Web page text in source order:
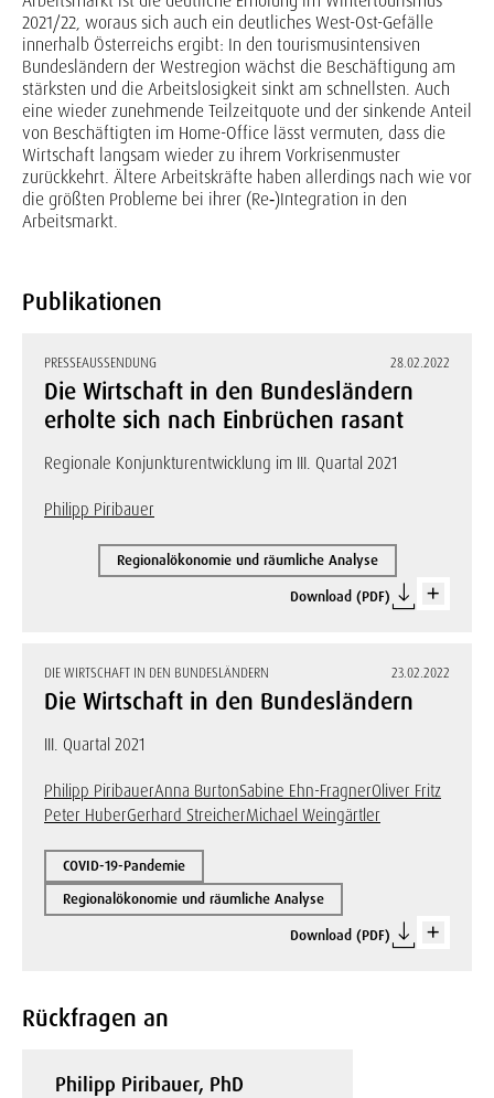
2021/22, woraus sich auch ein deutliches West-Ost-Gefälle
innerhalb Österreichs ergibt: In den tourismusintensiven
Bundesländern der Westregion wächst die Beschäftigung am
stärksten und die Arbeitslosigkeit sinkt am schnellsten. Auch
eine wieder zunehmende Teilzeitquote und der sinkende Anteil
von Beschäftigten im Home-Office lässt vermuten, dass die
Wirtschaft langsam wieder zu ihrem Vorkrisenmuster
zurückkehrt. Ältere Arbeitskräfte haben allerdings nach wie vor
die größten Probleme bei ihrer (Re‑)Integration in den
Arbeitsmarkt.
Publikationen
PRESSEAUSSENDUNG 28.02.2022
Die Wirtschaft in den Bundesländern
erholte sich nach Einbrüchen rasant
Regionale Konjunkturentwicklung im III. Quartal 2021
Philipp Piribauer
Regionalökonomie und räumliche Analyse
Download (PDF)
DIE WIRTSCHAFT IN DEN BUNDESLÄNDERN 23.02.2022
Die Wirtschaft in den Bundesländern
III. Quartal 2021
Philipp PiribauerAnna BurtonSabine Ehn-FragnerOliver Fritz
Peter HuberGerhard StreicherMichael Weingärtler
COVID-19-Pandemie
Regionalökonomie und räumliche Analyse
Download (PDF)
Rückfragen an
Philipp Piribauer, PhD